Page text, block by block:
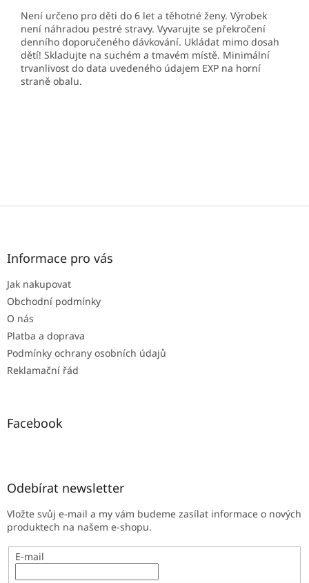
Není určeno pro děti do 6 let a těhotné ženy. Výrobek
není náhradou pestré stravy. Vyvarujte se překročení
denního doporučeného dávkování. Ukládat mimo dosah
dětí! Skladujte na suchém a tmavém místě. Minimální
trvanlivost do data uvedeného údajem EXP na horní
straně obalu.
Z
Informace pro vás
Jak nakupovat
Obchodní podmínky
O nás
Platba a doprava
Podmínky ochrany osobních údajů
Reklamační řád
Facebook
Odebírat newsletter
Vložte svůj e-mail a my vám budeme zasílat informace o nových
produktech na našem e-shopu.
E-mail